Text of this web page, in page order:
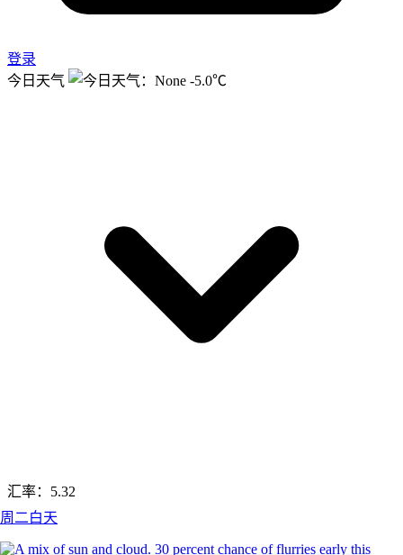
登录
今日天气
-5.0℃
周二白天
汇率： 5.32